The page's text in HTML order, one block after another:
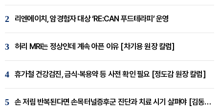
2 리엔에이치, 암경험자 대상 ‘RE:CAN 푸드테라피’ 운영
3 허리 MRI는 정상인데 계속 아픈 이유 [차기용 원장 칼럼]
4 휴가철 건강검진, 금식·복용약 등 사전 확인 필요 [정도감 원장 칼럼]
5 손 저림 반복된다면 손목터널증후군 진단과 치료 시기 살펴야 [김동현 원장 칼럼]